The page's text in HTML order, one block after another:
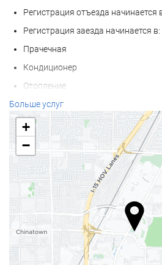
Регистрация отъезда начинается
Регистрация заезда начинается в:
Прачечная
Кондиционер
Отопление
Лифт
Только для взрослых
Доступ для лиц с ограниченной
Номер для не курящих
Зона для курения
Домашние питомцы не
Велнес
Бар у бассейна
Больше услуг
+
−